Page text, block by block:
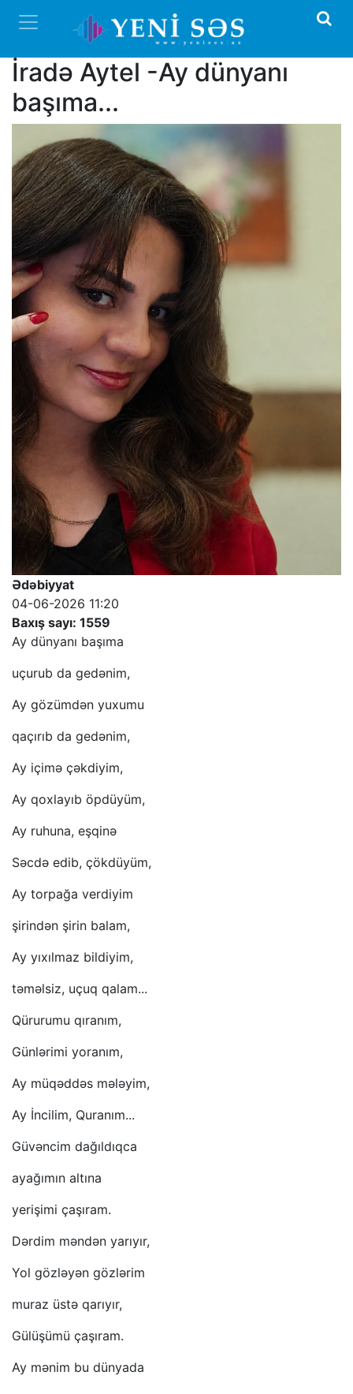
İradə Aytel -Ay dünyanı
başıma...
Ədəbiyyat
04-06-2026 11:20
Baxış sayı: 1559
Ay dünyanı başıma
uçurub da gedənim,
Ay gözümdən yuxumu
qaçırıb da gedənim,
Ay içimə çəkdiyim,
Ay qoxlayıb öpdüyüm,
Ay ruhuna, eşqinə
Səcdə edib, çökdüyüm,
Ay torpağa verdiyim
şirindən şirin balam,
Ay yıxılmaz bildiyim,
təməlsiz, uçuq qalam...
Qürurumu qıranım,
Günlərimi yoranım,
Ay müqəddəs mələyim,
Ay İncilim, Quranım...
Güvəncim dağıldıqca
ayağımın altına
yerişimi çaşıram.
Dərdim məndən yarıyır,
Yol gözləyən gözlərim
muraz üstə qarıyır,
Gülüşümü çaşıram.
Ay mənim bu dünyada